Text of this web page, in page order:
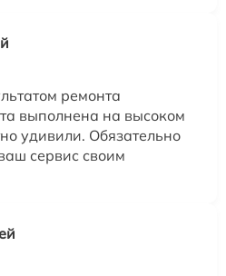
ремонта
выполнена на высоком
удивили. Обязательно
сервис своим